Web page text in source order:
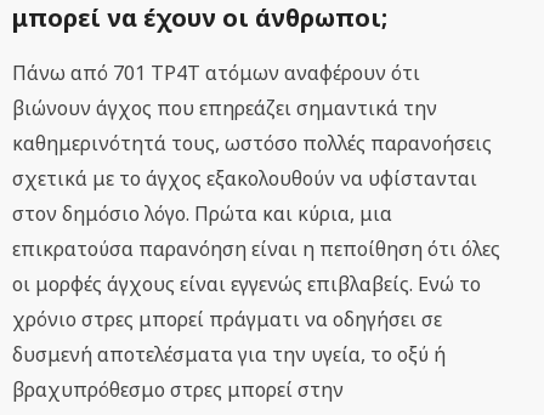
μπορεί να έχουν οι άνθρωποι;
Πάνω από 701 TP4T ατόμων αναφέρουν ότι
βιώνουν άγχος που επηρεάζει σημαντικά την
καθημερινότητά τους, ωστόσο πολλές παρανοήσεις
σχετικά με το άγχος εξακολουθούν να υφίστανται
στον δημόσιο λόγο. Πρώτα και κύρια, μια
επικρατούσα παρανόηση είναι η πεποίθηση ότι όλες
οι μορφές άγχους είναι εγγενώς επιβλαβείς. Ενώ το
χρόνιο στρες μπορεί πράγματι να οδηγήσει σε
δυσμενή αποτελέσματα για την υγεία, το οξύ ή
βραχυπρόθεσμο στρες μπορεί στην